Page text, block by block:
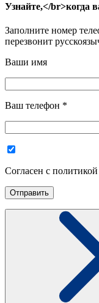
Узнайте,</br>когда
Заполните номер
перезвонит
Ваши имя
Ваш телефон *
Согласен с